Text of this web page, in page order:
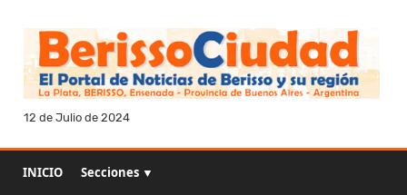
12 de Julio de 2024
INICIO Secciones ▼